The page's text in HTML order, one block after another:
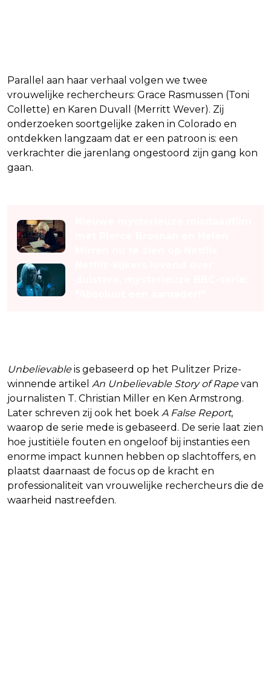
Parallel aan haar verhaal volgen we twee
vrouwelijke rechercheurs: Grace Rasmussen (Toni
Collette) en Karen Duvall (Merritt Wever). Zij
onderzoeken soortgelijke zaken in Colorado en
ontdekken langzaam dat er een patroon is: een
verkrachter die jarenlang ongestoord zijn gang kon
gaan.
Unbelievableis gebaseerd op het Pulitzer Prize-
winnende artikel An Unbelievable Story of Rapevan
journalisten T. Christian Miller en Ken Armstrong.
Later schreven zij ook het boek A False Report,
waarop de serie mede is gebaseerd. De serie laat zien
hoe justitiële fouten en ongeloof bij instanties een
enorme impact kunnen hebben op slachtoffers, en
plaatst daarnaast de focus op de kracht en
professionaliteit van vrouwelijke rechercheurs die de
waarheid nastreefden.